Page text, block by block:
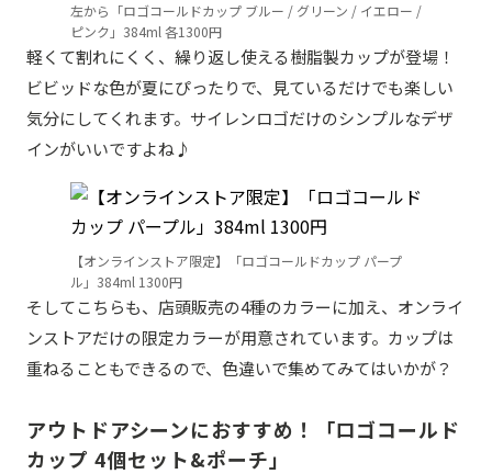
左から「ロゴコールドカップ ブルー / グリーン / イエロー /
ピンク」384ml 各1300円
軽くて割れにくく、繰り返し使える樹脂製カップが登場！
ビビッドな色が夏にぴったりで、見ているだけでも楽しい
気分にしてくれます。サイレンロゴだけのシンプルなデザ
インがいいですよね♪
【オンラインストア限定】「ロゴコールドカップ パープ
ル」384ml 1300円
そしてこちらも、店頭販売の4種のカラーに加え、オンライ
ンストアだけの限定カラーが用意されています。カップは
重ねることもできるので、色違いで集めてみてはいかが？
アウトドアシーンにおすすめ！「ロゴコールド
カップ 4個セット&ポーチ」